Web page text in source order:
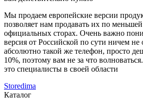
Мы продаем европейские версии
позволяет нам продавать их по
официальных сторах. Очень важно
версия от Российской по сути ничем не
абсолютно такой же телефон, просто
10%, поэтому вам не за что
это специалисты в своей области
Storedima
Каталог